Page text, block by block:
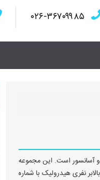
۰۲۶-۳۶۷۰۹۹۸۵
و آسانسور است. این مجموعه
نفری هیدرولیک با شماره